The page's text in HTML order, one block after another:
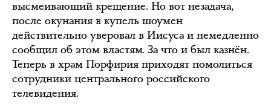
высмеивающий крещение. Но вот незадача,
после окунания в купель шоумен
действительно уверовал в Иисуса и немедленно
сообщил об этом властям. За что и был казнён.
Теперь в храм Порфирия приходят помолиться
сотрудники центрального российского
телевидения.